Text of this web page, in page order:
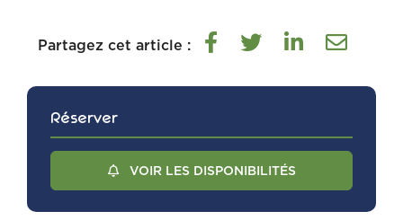
Partagez cet article :
Réserver
VOIR LES DISPONIBILITÉS